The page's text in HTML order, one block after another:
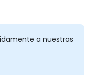
a nuestras